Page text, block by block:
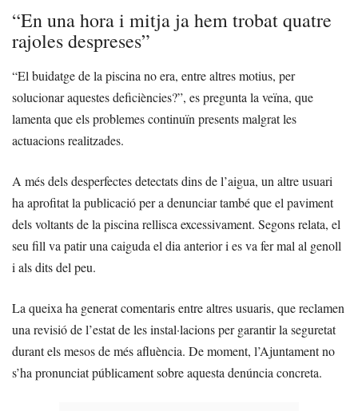
“En una hora i mitja ja hem trobat quatre
rajoles despreses”
“El buidatge de la piscina no era, entre altres motius, per
solucionar aquestes deficiències?”, es pregunta la veïna, que
lamenta que els problemes continuïn presents malgrat les
actuacions realitzades.
A més dels desperfectes detectats dins de l’aigua, un altre usuari
ha aprofitat la publicació per a denunciar també que el paviment
dels voltants de la piscina rellisca excessivament. Segons relata, el
seu fill va patir una caiguda el dia anterior i es va fer mal al genoll
i als dits del peu.
La queixa ha generat comentaris entre altres usuaris, que reclamen
una revisió de l’estat de les instal·lacions per garantir la seguretat
durant els mesos de més afluència. De moment, l’Ajuntament no
s’ha pronunciat públicament sobre aquesta denúncia concreta.